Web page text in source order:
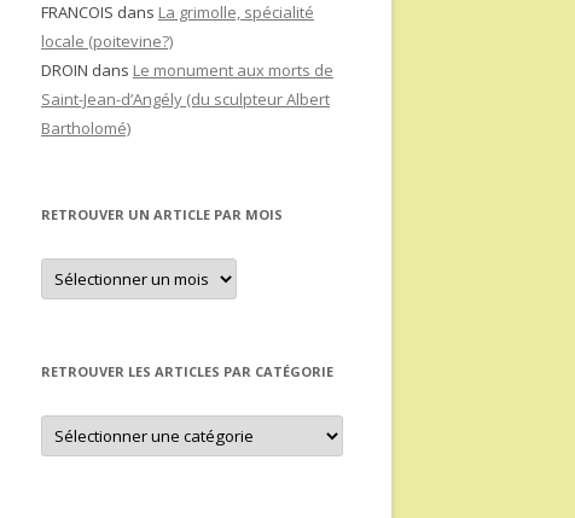
FRANCOIS dans La grimolle, spécialité
locale (poitevine?)
DROIN dans Le monument aux morts de
Saint-Jean-d’Angély (du sculpteur Albert
Bartholomé)
RETROUVER UN ARTICLE PAR MOIS
Retrouver
un
article
RETROUVER LES ARTICLES PAR CATÉGORIE
Retrouver
les
articles